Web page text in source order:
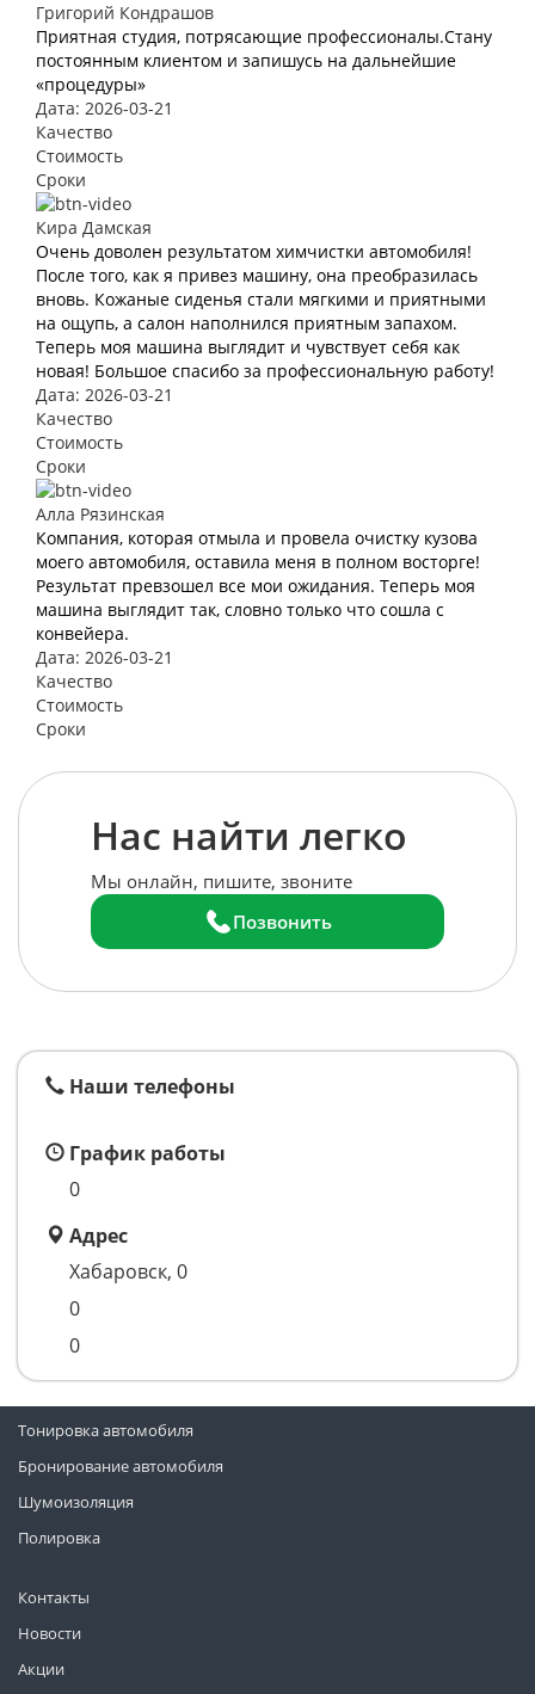
Григорий Кондрашов
Приятная студия, потрясающие профессионалы.Стану
постоянным клиентом и запишусь на дальнейшие
«процедуры»
Дата: 2026-03-21
Качество
Стоимость
Сроки
Кира Дамская
Очень доволен результатом химчистки автомобиля!
После того, как я привез машину, она преобразилась
вновь. Кожаные сиденья стали мягкими и приятными
на ощупь, а салон наполнился приятным запахом.
Теперь моя машина выглядит и чувствует себя как
новая! Большое спасибо за профессиональную работу!
Дата: 2026-03-21
Качество
Стоимость
Сроки
Алла Рязинская
Компания, которая отмыла и провела очистку кузова
моего автомобиля, оставила меня в полном восторге!
Результат превзошел все мои ожидания. Теперь моя
машина выглядит так, словно только что сошла с
конвейера.
Дата: 2026-03-21
Качество
Стоимость
Сроки
Нас найти легко
Мы онлайн, пишите, звоните
Позвонить
Наши телефоны
График работы
0
Адрес
Хабаровск, 0
0
0
Контакты
Новости
Акции
Тонировка автомобиля
Бронирование автомобиля
Шумоизоляция
Полировка